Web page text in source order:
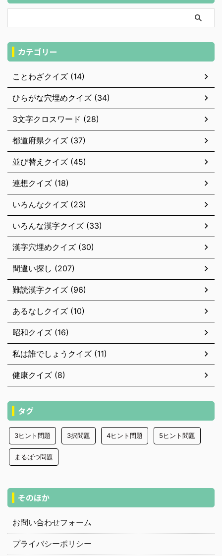
カテゴリー
ことわざクイズ (14)
ひらがな穴埋めクイズ (34)
3文字クロスワード (28)
都道府県クイズ (37)
並び替えクイズ (45)
連想クイズ (18)
いろんなクイズ (23)
いろんな漢字クイズ (33)
漢字穴埋めクイズ (30)
間違い探し (207)
難読漢字クイズ (96)
あるなしクイズ (10)
昭和クイズ (16)
私は誰でしょうクイズ (11)
健康クイズ (8)
タグ
3ヒント問題 3択問題 4ヒント問題 5ヒント問題
まるばつ問題
そのほか
お問い合わせフォーム
プライバシーポリシー